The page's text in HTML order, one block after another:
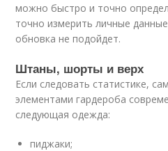
можно быстро и точно
точно измерить личные
обновка не подойдет.
Штаны, шорты и верх
Если следовать статистике,
элементами гардероба
следующая одежда:
пиджаки;